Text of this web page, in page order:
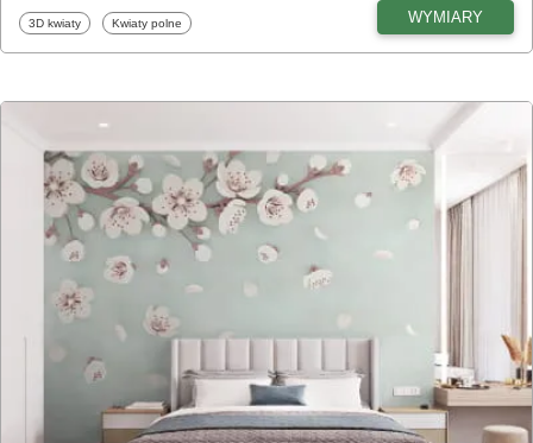
Fototapety
3D kwiaty Fototapety
Kwiaty polne WYMIARY